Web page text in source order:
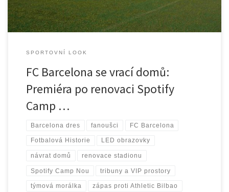
SPORTOVNÍ LOOK
FC Barcelona se vrací domů:
Premiéra po renovaci Spotify
Camp …
Barcelona dres fanoušci FC Barcelona
Fotbalová Historie LED obrazovky
návrat domů renovace stadionu
Spotify Camp Nou tribuny a VIP prostory
týmová morálka zápas proti Athletic Bilbao